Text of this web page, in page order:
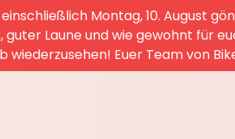
Montag, 10. August
guter Laune und wie gewohnt für
Euer Team von